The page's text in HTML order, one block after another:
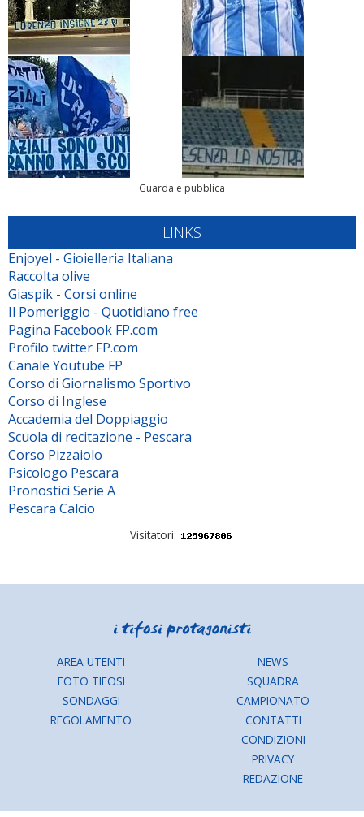
Guarda e pubblica
LINKS
Enjoyel - Gioielleria Italiana
Raccolta olive
Giaspik - Corsi online
Il Pomeriggio - Quotidiano free
Pagina Facebook FP.com
Profilo twitter FP.com
Canale Youtube FP
Corso di Giornalismo Sportivo
Corso di Inglese
Accademia del Doppiaggio
Scuola di recitazione - Pescara
Corso Pizzaiolo
Psicologo Pescara
Pronostici Serie A
Pescara Calcio
Visitatori:
AREA UTENTI
FOTO TIFOSI
SONDAGGI
REGOLAMENTO
NEWS
SQUADRA
CAMPIONATO
CONTATTI
CONDIZIONI
PRIVACY
REDAZIONE